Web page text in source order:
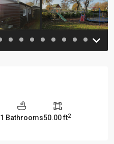
1 Bathrooms50.00 ft2